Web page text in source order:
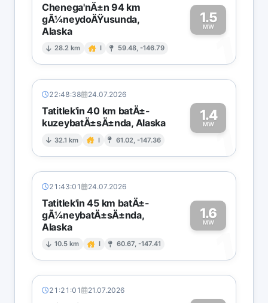
Chenega'nÄ±n 94 km
gÃ¼neydoÄŸusunda,
Alaska
28.2 km I 59.48, -146.79
1.5
MW
1
22:48:38 24.07.2026
Tatitlek'in 40 km batÄ±-
kuzeybatÄ±sÄ±nda, Alaska
32.1 km I 61.02, -147.36
1.4
MW1
21:43:01 24.07.2026
Tatitlek'in 45 km batÄ±-
gÃ¼neybatÄ±sÄ±nda,
Alaska
10.5 km I 60.67, -147.41
1.6
MW
1
21:21:01 21.07.2026